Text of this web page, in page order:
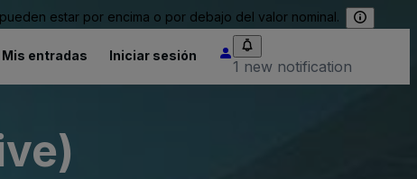
estar por encima o por debajo del valor nominal.
Mis entradas Iniciar sesión
1 new notification